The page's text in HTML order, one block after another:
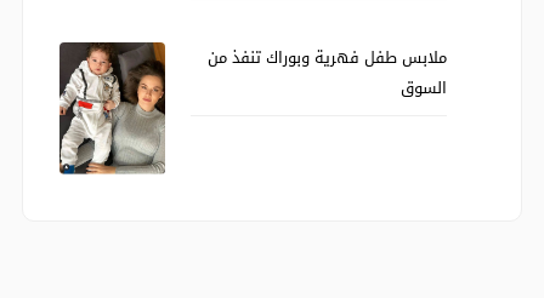
ملابس طفل فهرية وبوراك تنفذ من
السوق